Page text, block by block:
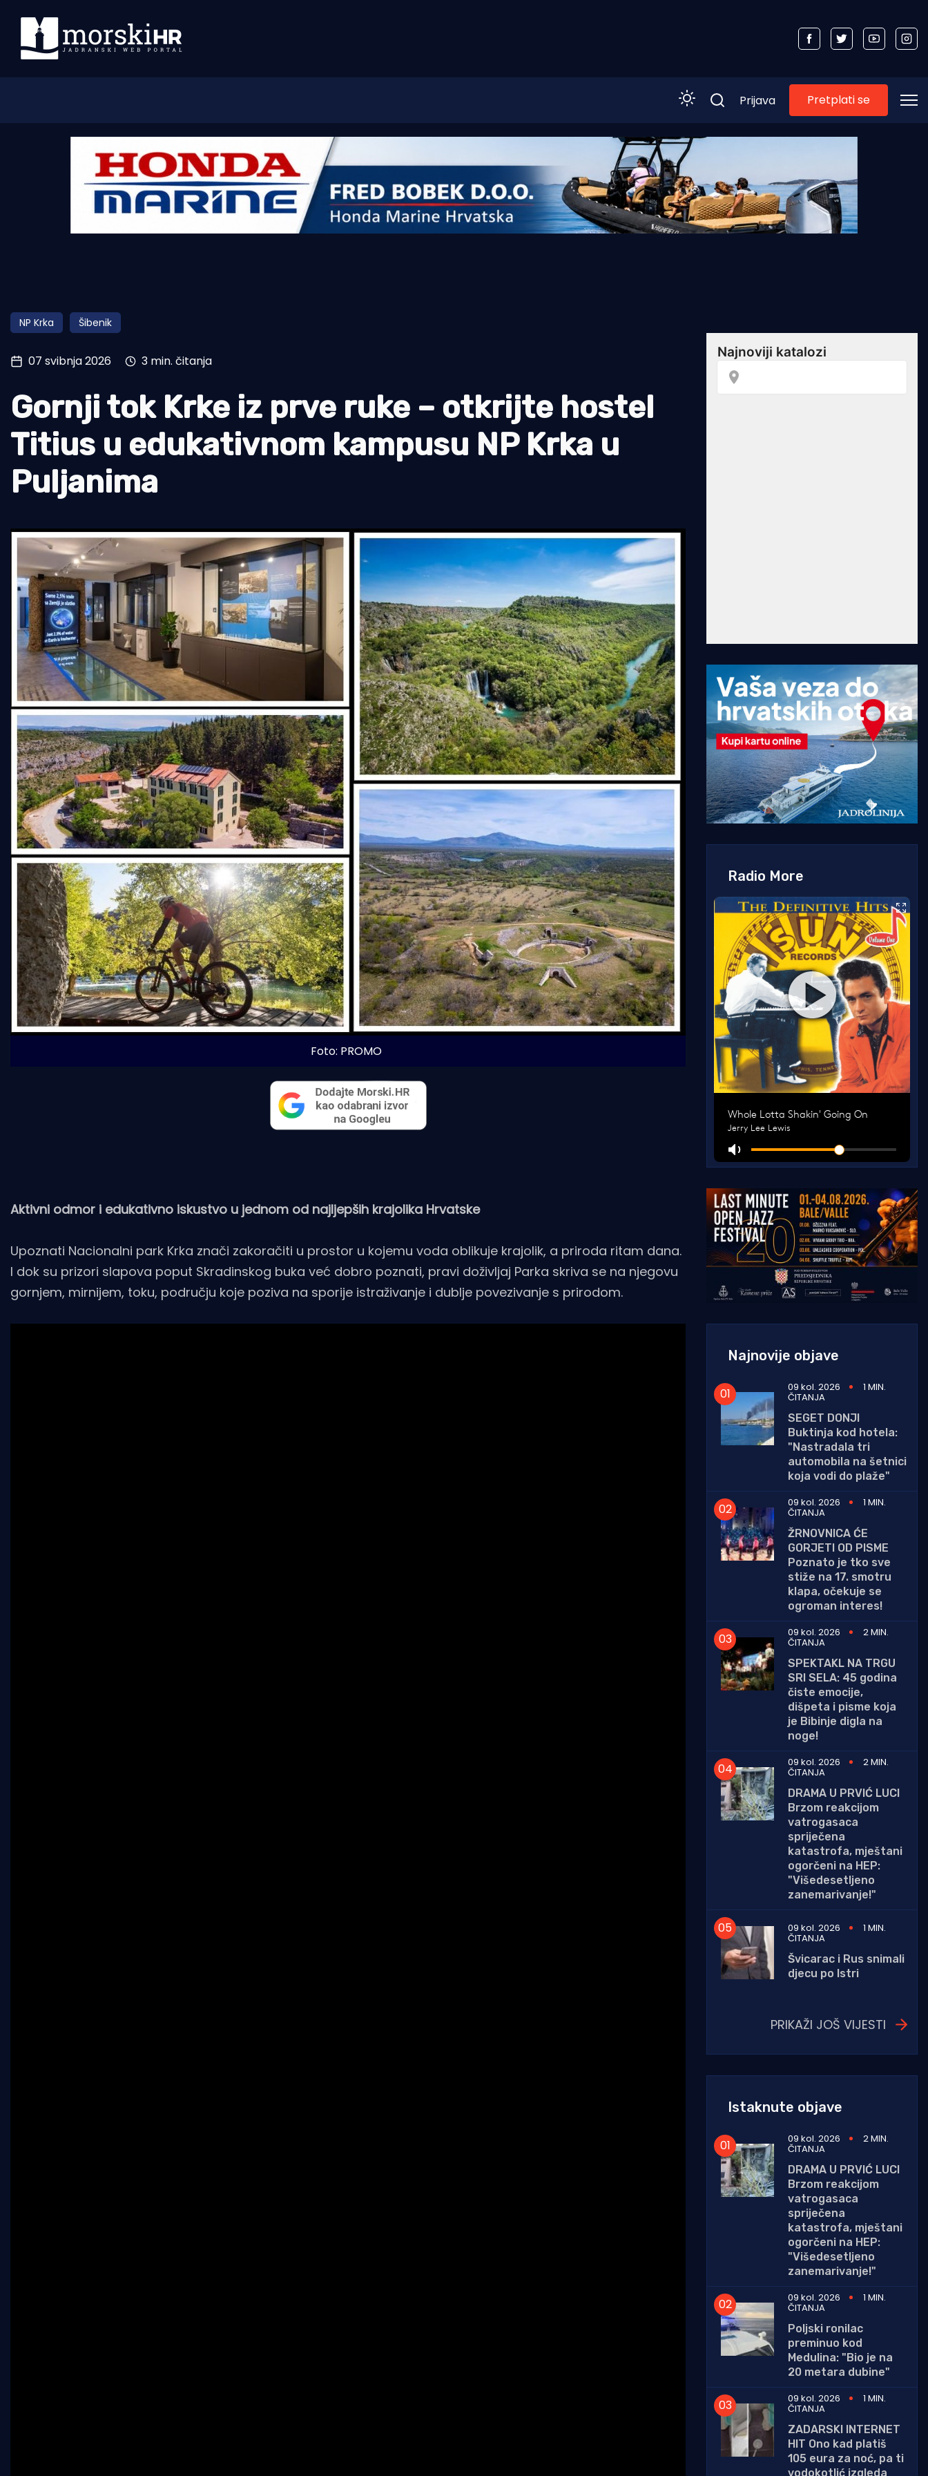
Morski plus
Pomorstvo
Ribolov
Tradicija i kultura
Prijava Pretplati se
NP Krka Šibenik
07 svibnja 2026 3 min. čitanja
Gornji tok Krke iz prve ruke – otkrijte hostel
Titius u edukativnom kampusu NP Krka u
Puljanima
Foto: PROMO
Aktivni odmor i edukativno iskustvo u jednom od najljepših krajolika Hrvatske
Upoznati Nacionalni park Krka znači zakoračiti u prostor u kojemu voda oblikuje krajolik, a priroda ritam dana.
I dok su prizori slapova poput Skradinskog buka već dobro poznati, pravi doživljaj Parka skriva se na njegovu
gornjem, mirnijem, toku, području koje poziva na sporije istraživanje i dublje povezivanje s prirodom.
Radio More
Najnovije objave
09 kol. 2026 1 MIN.
ČITANJA
SEGET DONJI
Buktinja kod hotela:
"Nastradala tri
automobila na šetnici
koja vodi do plaže"
09 kol. 2026
1 MIN.
ČITANJA
ŽRNOVNICA ĆE
GORJETI OD PISME
Poznato je tko sve
stiže na 17. smotru
klapa, očekuje se
ogroman interes!
09 kol. 2026
2 MIN.
ČITANJA
SPEKTAKL NA TRGU
SRI SELA: 45 godina
čiste emocije,
dišpeta i pisme koja
je Bibinje digla na
noge!
09 kol. 2026
2 MIN.
ČITANJA
DRAMA U PRVIĆ LUCI
Brzom reakcijom
vatrogasaca
spriječena
katastrofa, mještani
ogorčeni na HEP:
"Višedesetljeno
zanemarivanje!"
09 kol. 2026 1 MIN.
ČITANJA
Švicarac i Rus snimali
djecu po Istri
PRIKAŽI JOŠ VIJESTI
Istaknute objave
09 kol. 2026 2 MIN.
ČITANJA
DRAMA U PRVIĆ LUCI
Brzom reakcijom
vatrogasaca
spriječena
katastrofa, mještani
ogorčeni na HEP:
"Višedesetljeno
zanemarivanje!"
09 kol. 2026
1 MIN.
ČITANJA
Poljski ronilac
preminuo kod
Medulina: "Bio je na
20 metara dubine"
09 kol. 2026
1 MIN.
ČITANJA
ZADARSKI INTERNET
HIT Ono kad platiš
105 eura za noć, pa ti
vodokotlić izgleda